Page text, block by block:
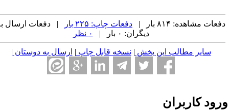
مشاهده: ۸۱۴ بار | دفعات چاپ: ۲۲۵ بار
| دفعات ارسال به
دیگران: ۰ بار |
سایر مطالب این بخش | نسخه قابل چاپ| ارسال به دوستان|
کاربران